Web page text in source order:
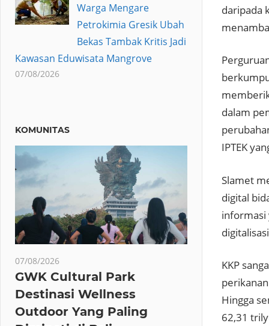
daripada
dalam
IPTEK
Slamet
digital
informasi
KKP
Hingga
62,31
Warga Mengare
Petrokimia Gresik Ubah
Bekas Tambak Kritis Jadi
Kawasan Eduwisata Mangrove
07/08/2026
KOMUNITAS
07/08/2026
GWK Cultural Park
Destinasi Wellness
Outdoor Yang Paling